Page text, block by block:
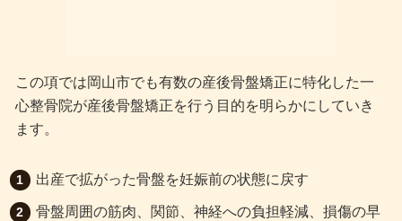
この項では岡山市でも有数の産後骨盤矯正に特化した一
心整骨院が産後骨盤矯正を行う目的を明らかにしていき
ます。
出産で拡がった骨盤を妊娠前の状態に戻す
骨盤周囲の筋肉、関節、神経への負担軽減、損傷の早